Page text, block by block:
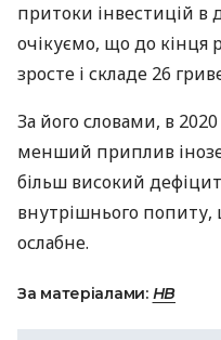
притоки інвестицій в
очікуємо, що до кінця
зросте і складе 26
За його словами, в
менший приплив
більш високий
внутрішнього попиту,
ослабне.
За матеріалами: НВ